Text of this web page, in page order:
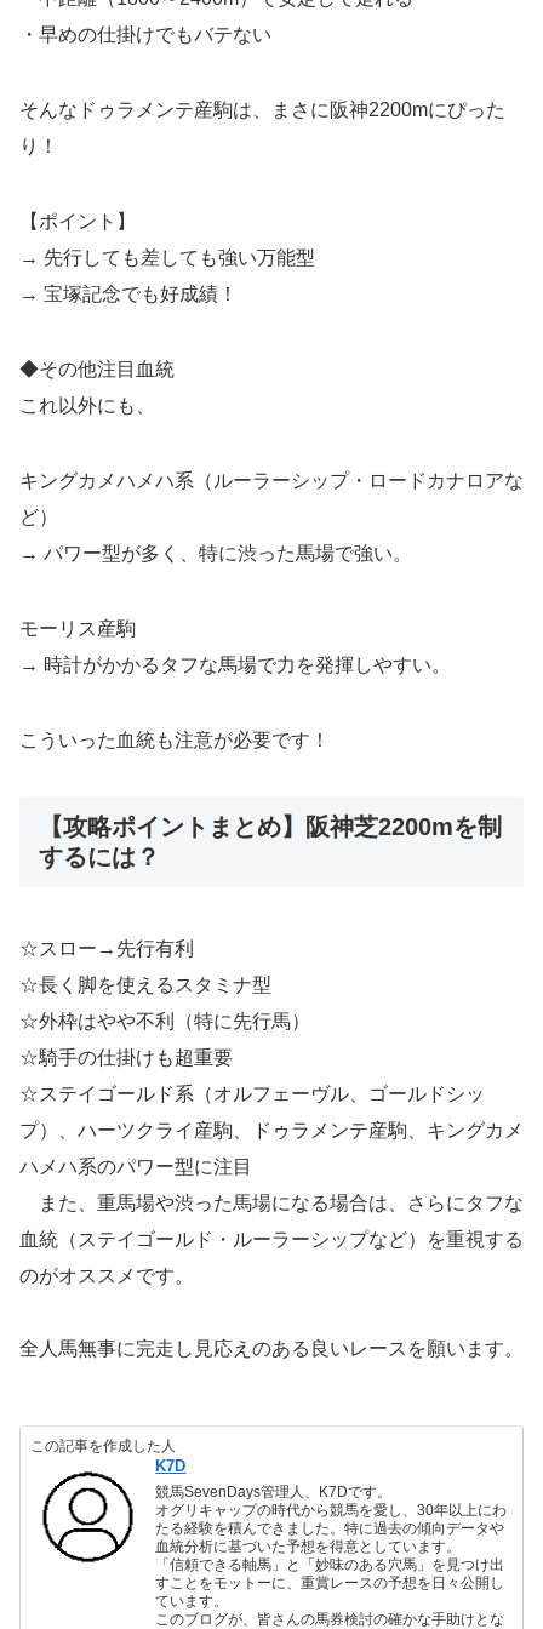
・早めの仕掛けでもバテない
そんなドゥラメンテ産駒は、まさに阪神2200mにぴった
り！
【ポイント】
→ 先行しても差しても強い万能型
→ 宝塚記念でも好成績！
◆その他注目血統
これ以外にも、
キングカメハメハ系（ルーラーシップ・ロードカナロアな
ど）
→ パワー型が多く、特に渋った馬場で強い。
モーリス産駒
→ 時計がかかるタフな馬場で力を発揮しやすい。
こういった血統も注意が必要です！
【攻略ポイントまとめ】阪神芝2200mを制
するには？
☆スロー→先行有利
☆長く脚を使えるスタミナ型
☆外枠はやや不利（特に先行馬）
☆騎手の仕掛けも超重要
☆ステイゴールド系（オルフェーヴル、ゴールドシッ
プ）、ハーツクライ産駒、ドゥラメンテ産駒、キングカメ
ハメハ系のパワー型に注目
また、重馬場や渋った馬場になる場合は、さらにタフな
血統（ステイゴールド・ルーラーシップなど）を重視する
のがオススメです。
全人馬無事に完走し見応えのある良いレースを願います。
この記事を作成した人
K7D
競馬SevenDays管理人、K7Dです。
オグリキャップの時代から競馬を愛し、30年以上にわ
たる経験を積んできました。特に過去の傾向データや
血統分析に基づいた予想を得意としています。
「信頼できる軸馬」と「妙味のある穴馬」を見つけ出
すことをモットーに、重賞レースの予想を日々公開し
ています。
このブログが、皆さんの馬券検討の確かな手助けとな